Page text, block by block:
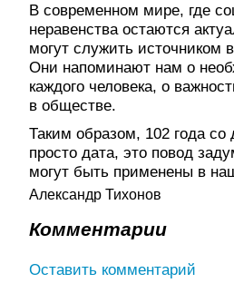
В современном мире, где
неравенства остаются
могут служить источником
Они напоминают нам о
каждого человека, о
в обществе.
Таким образом, 102 года
просто дата, это повод
могут быть применены в
Александр Тихонов
Комментарии
Оставить комментарий